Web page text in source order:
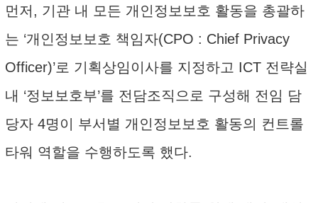
먼저, 기관 내 모든 개인정보보호 활동을 총괄하
는 ‘개인정보보호 책임자(CPO : Chief Privacy
Officer)’로 기획상임이사를 지정하고 ICT 전략실
내 ‘정보보호부’를 전담조직으로 구성해 전임 담
당자 4명이 부서별 개인정보보호 활동의 컨트롤
타워 역할을 수행하도록 했다.